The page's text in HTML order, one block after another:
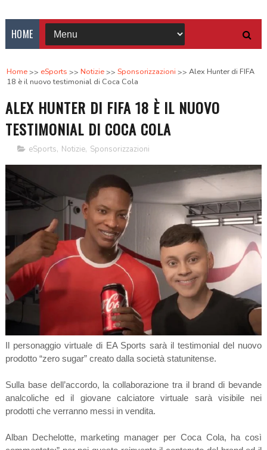
HOME
Home eSports Notizie Sponsorizzazioni
Alex Hunter di FIFA
18 è il nuovo testimonial di Coca Cola
ALEX HUNTER DI FIFA 18 È IL NUOVO
TESTIMONIAL DI COCA COLA
eSports, Notizie, Sponsorizzazioni
Il personaggio virtuale di EA Sports sarà il testimonial del nuovo
prodotto “zero sugar” creato dalla società statunitense.
Sulla base dell’accordo, la collaborazione tra il brand di bevande
analcoliche ed il giovane calciatore virtuale sarà visibile nei
prodotti che verranno messi in vendita.
Alban Dechelotte, marketing manager per Coca Cola, ha così